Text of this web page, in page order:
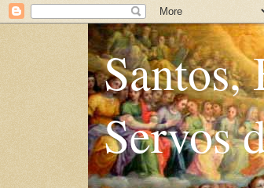
Santos,
Servos